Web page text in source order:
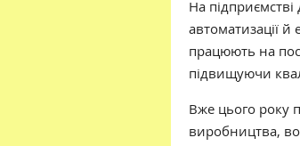
На
автоматизації й
працюють на
підвищуючи
Вже цього року
виробництва,